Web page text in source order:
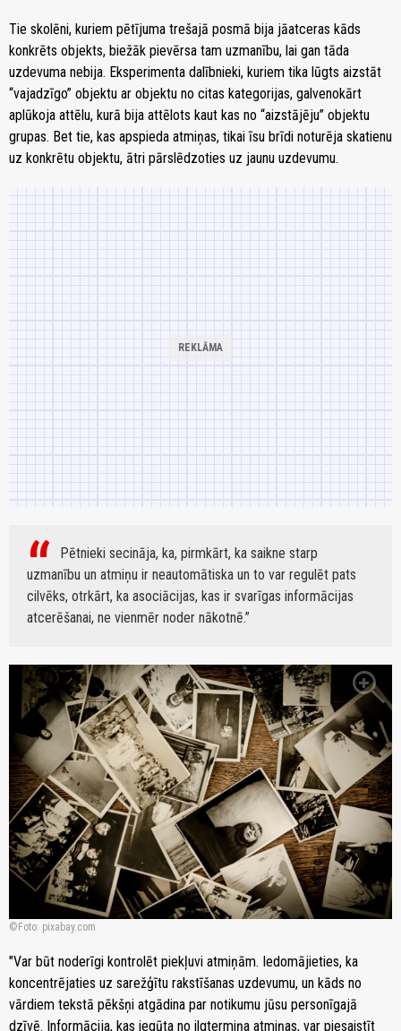
Tie skolēni, kuriem pētījuma trešajā posmā bija jāatceras kāds
konkrēts objekts, biežāk pievērsa tam uzmanību, lai gan tāda
uzdevuma nebija. Eksperimenta dalībnieki, kuriem tika lūgts aizstāt
“vajadzīgo” objektu ar objektu no citas kategorijas, galvenokārt
aplūkoja attēlu, kurā bija attēlots kaut kas no “aizstājēju” objektu
grupas. Bet tie, kas apspieda atmiņas, tikai īsu brīdi noturēja skatienu
uz konkrētu objektu, ātri pārslēdzoties uz jaunu uzdevumu.
Pētnieki secināja, ka, pirmkārt, ka saikne starp
uzmanību un atmiņu ir neautomātiska un to var regulēt pats
cilvēks, otrkārt, ka asociācijas, kas ir svarīgas informācijas
atcerēšanai, ne vienmēr noder nākotnē.
zoom_in
Foto: pixabay.com
"Var būt noderīgi kontrolēt piekļuvi atmiņām. Iedomājieties, ka
koncentrējaties uz sarežģītu rakstīšanas uzdevumu, un kāds no
vārdiem tekstā pēkšņi atgādina par notikumu jūsu personīgajā
dzīvē. Informācija, kas iegūta no ilgtermiņa atmiņas, var piesaistīt